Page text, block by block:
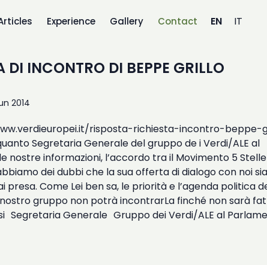
Experience Gallery Contact EN IT
DI INCONTRO DI BEPPE GRILLO
2014
risposta-richiesta-incontro-beppe-
Segretaria Generale del gruppo de i Verdi/ALE al
nostre informazioni, l’accordo tra il Movimento 5
dei dubbi che la sua offerta di dialogo con noi
Come Lei ben sa, le priorità e l’agenda politica
gruppo non potrà incontrarLa finché non sarà
Segretaria Generale Gruppo dei Verdi/ALE al